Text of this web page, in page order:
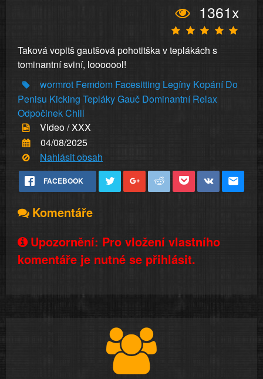
1361x
Taková vopitš gautšová pohotitška v teplákách s
tominantní sviní, looooool!
wormrot Femdom Facesitting Legíny Kopání Do
Penisu Kicking TeplákyGauč Dominantní Relax
OdpočinekChill
Video / XXX
04/08/2025
Nahlásit obsah
FACEBOOK
Komentáře
Upozornění: Pro vložení vlastního
komentáře je nutné se přihlásit.